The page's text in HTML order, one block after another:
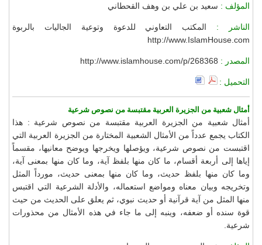
المؤلف : سعيد بن علي بن وهف القحطاني
الناشر : المكتب التعاوني للدعوة وتوعية الجاليات بالربوة
http://www.IslamHouse.com
المصدر : http://www.islamhouse.com/p/268368
التحميل :
أمثال شعبية من الجزيرة العربية مقتبسة من نصوص شرعية
أمثال شعبية من الجزيرة العربية مقتبسة من نصوص شرعية : هذا
الكتاب يجمع عدداً من الأمثال الشعبية المختارة من الجزيرة العربية التي
اقتبست من نصوص شرعية، ويؤصلها ويخرجها ويوضح معانيها، مقسماً
إياها إلى أربعة أقسام، ما كان منها بلفظ آية، وما كان منها بمعنى آية،
وما كان منها بلفظ حديث، وما كان منها بمعنى حديث، مورداً المثل
وتخريجه وبيان معناه ومواضع استعماله، والأدلة الشرعية التي اقتبس
منها المثل من آية قرآنية أو حديث نبوي، ثم يعلق على الحديث من حيث
قوة سنده أو ضعفه، وينبه إلى ما جاء في هذه الأمثال من محذورات
شرعية.